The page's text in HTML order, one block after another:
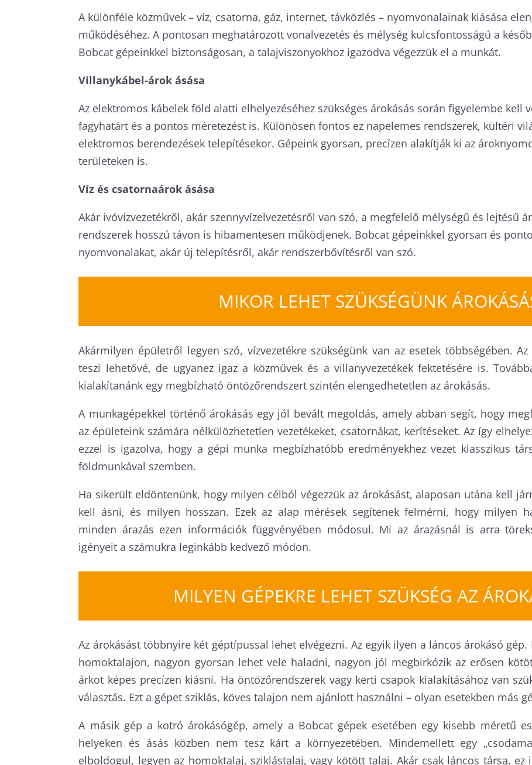
A különféle közművek – víz, csatorna, gáz, internet, távközlés – nyomvonalainak kiásása
működéséhez. A pontosan meghatározott vonalvezetés és mélység kulcsfontosságú a
Bobcat gépeinkkel biztonságosan, a talajviszonyokhoz igazodva végezzük el a munkát.
Villanykábel-árok ásása
Az elektromos kábelek föld alatti elhelyezéséhez szükséges árokásás során figyelembe kell
fagyhatárt és a pontos méretezést is. Különösen fontos ez napelemes rendszerek, kültéri
elektromos berendezések telepítésekor. Gépeink gyorsan, precízen alakítják ki az
területeken is.
Víz és csatornaárok ásása
Akár ivóvízvezetékről, akár szennyvízelvezetésről van szó, a megfelelő mélységű és lejtésű
rendszerek hosszú távon is hibamentesen működjenek. Bobcat gépeinkkel gyorsan és
nyomvonalakat, akár új telepítésről, akár rendszerbővítésről van szó.
MIKOR LEHET SZÜKSÉGÜNK
Akármilyen épületről legyen szó, vízvezetékre szükségünk van az esetek többségében.
teszi lehetővé, de ugyanez igaz a közművek és a villanyvezetékek fektetésére is.
kialakítanánk egy megbízható öntözőrendszert szintén elengedhetetlen az árokásás.
A munkagépekkel történő árokásás egy jól bevált megoldás, amely abban segít, hogy
az épületeink számára nélkülözhetetlen vezetékeket, csatornákat, kerítéseket. Az így
ezzel is igazolva, hogy a gépi munka megbízhatóbb eredményekhez vezet klasszikus
földmunkával szemben.
Ha sikerült eldöntenünk, hogy milyen célból végezzük az árokásást, alaposan utána kell
kell ásni, és milyen hosszan. Ezek az alap mérések segítenek felmérni, hogy milyen
minden árazás ezen információk függvényében módosul. Mi az árazásnál is arra
igényeit a számukra leginkább kedvező módon.
MILYEN GÉPEKRE LEHET SZÜKSÉG AZ
Az árokásást többnyire két géptípussal lehet elvégezni. Az egyik ilyen a láncos árokásó
homoktalajon, nagyon gyorsan lehet vele haladni, nagyon jól megbirkózik az erősen
árkot képes precízen kiásni. Ha öntözőrendszerek vagy kerti csapok kialakításához van
választás. Ezt a gépet sziklás, köves talajon nem ajánlott használni – olyan esetekben más
A másik gép a kotró árokásógép, amely a Bobcat gépek esetében egy kisebb méretű
helyeken és ásás közben nem tesz kárt a környezetében. Mindemellett egy
elboldogul, legyen az homoktalaj, sziklástalaj, vagy kötött talaj. Akár csak láncos társa,